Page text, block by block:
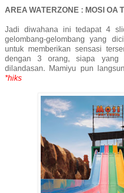
AREA WATERZONE : MOSI OA
Jadi diwahana ini tedapat 4
gelombang-gelombang yang
untuk memberikan sensasi
dengan 3 orang, siapa yang
dilandasan. Mamiyu pun
*hiks